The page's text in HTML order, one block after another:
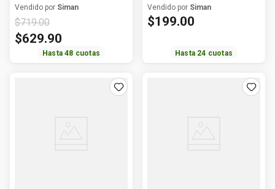
9AC
Vendido por Siman
$719.00
$629.90
Hasta48 cuotas
Westinghouse+
micrófono 120Watts
Vendido por Siman
$199.00
Hasta 24 cuotas